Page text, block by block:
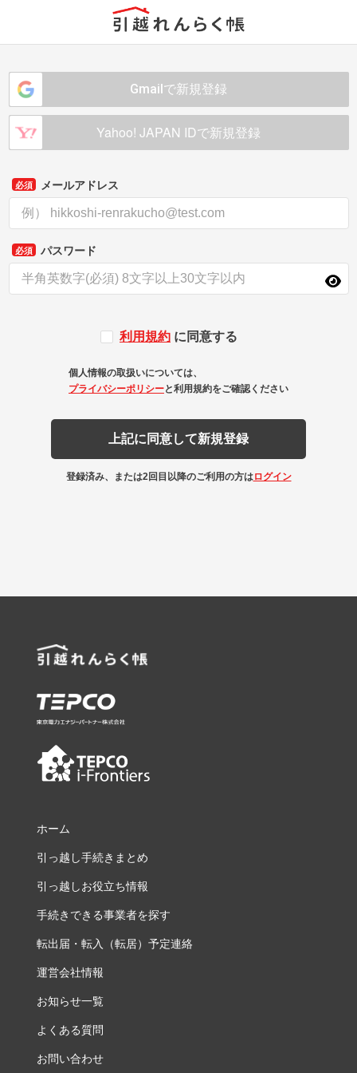
Gmailで新規登録
Yahoo! JAPAN IDで新規登録
必須 メールアドレス
必須 パスワード
利用規約 に同意する
個人情報の取扱いについては、
プライバシーポリシーと利用規約をご確認ください
上記に同意して新規登録
登録済み、または2回目以降のご利用の方はログイン
ホーム
引っ越し手続きまとめ
引っ越しお役立ち情報
手続きできる事業者を探す
転出届・転入（転居）予定連絡
運営会社情報
お知らせ一覧
よくある質問
お問い合わせ